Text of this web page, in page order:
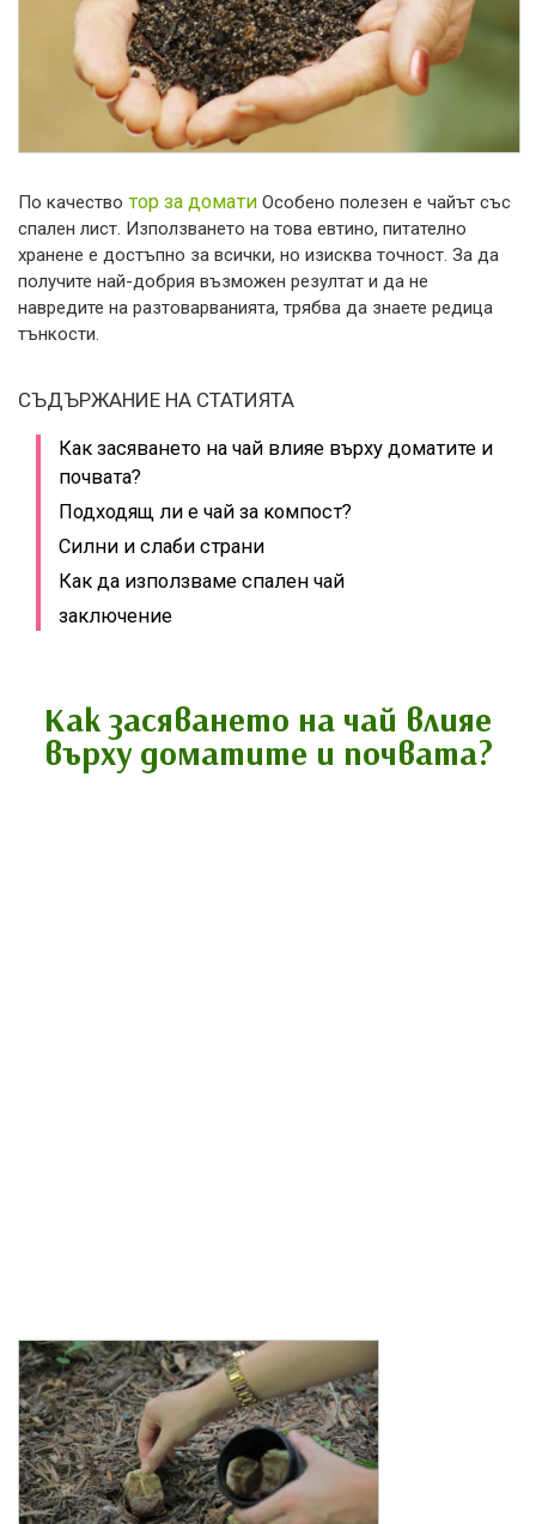
По качество тор за домати Особено полезен е чайът със
спален лист. Използването на това евтино, питателно
хранене е достъпно за всички, но изисква точност. За да
получите най-добрия възможен резултат и да не
навредите на разтоварванията, трябва да знаете редица
тънкости.
СЪДЪРЖАНИЕ НА СТАТИЯТА
Как засяването на чай влияе върху доматите и
почвата?
Подходящ ли е чай за компост?
Силни и слаби страни
Как да използваме спален чай
заключение
Как засяването на чай влияе
върху доматите и почвата?